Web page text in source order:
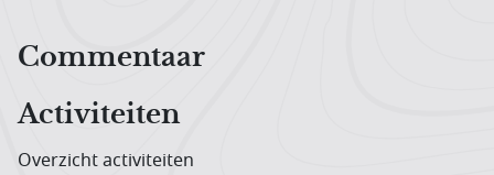
Hoofdnavigatiemenu
Commentaar
Activiteiten
Overzicht activiteiten